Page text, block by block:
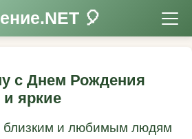
🎈
с Днем Рождения
яркие
близким и любимым людям